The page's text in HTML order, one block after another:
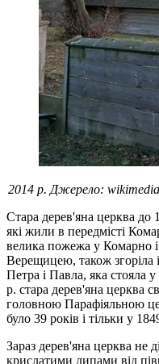
2014 р. Джерело:
Стара дерев'яна церква до
які жили в передмісті
велика пожежа у Комарно і
Верещицею, також згоріла
Петра і Павла, яка стояла
р. стара дерев'яна церква
головною Парафіяльною
було 39 років і тільки у
Зараз дерев'яна церква не
крислатими липами від